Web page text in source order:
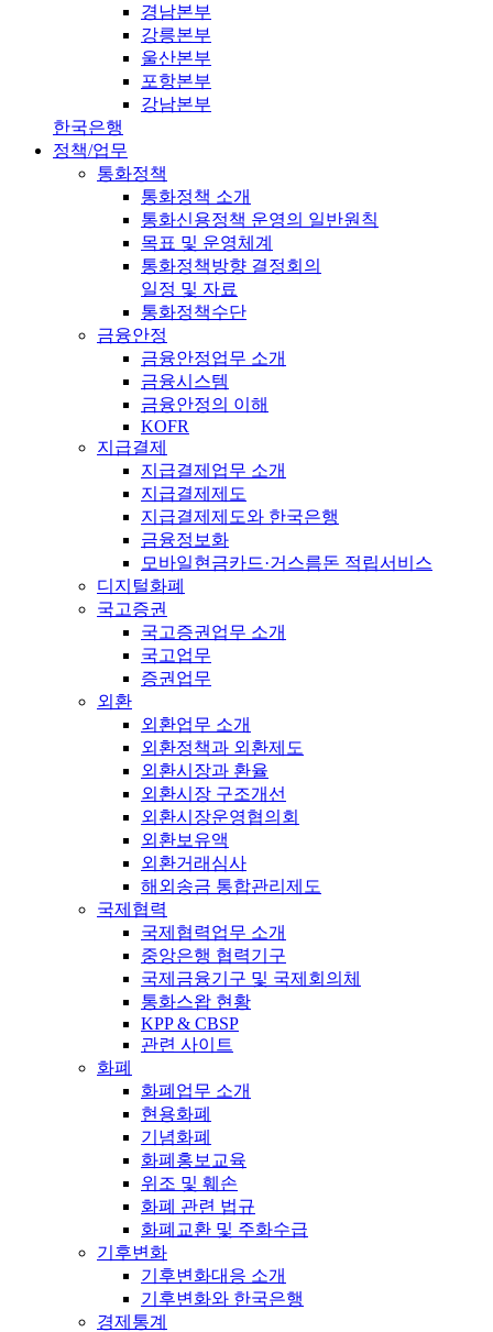
경남본부
강릉본부
울산본부
포항본부
강남본부
한국은행
정책/업무
통화정책
통화정책 소개
통화신용정책 운영의 일반원칙
목표 및 운영체계
통화정책방향 결정회의
일정 및 자료
통화정책수단
금융안정
금융안정업무 소개
금융시스템
금융안정의 이해
KOFR
지급결제
지급결제업무 소개
지급결제제도
지급결제제도와 한국은행
금융정보화
모바일현금카드·거스름돈 적립서비스
디지털화폐
국고증권
국고증권업무 소개
국고업무
증권업무
외환
외환업무 소개
외환정책과 외환제도
외환시장과 환율
외환시장 구조개선
외환시장운영협의회
외환보유액
외환거래심사
해외송금 통합관리제도
국제협력
국제협력업무 소개
중앙은행 협력기구
국제금융기구 및 국제회의체
통화스왑 현황
KPP & CBSP
관련 사이트
화폐
화폐업무 소개
현용화폐
기념화폐
화폐홍보교육
위조 및 훼손
화폐 관련 법규
화폐교환 및 주화수급
기후변화
기후변화대응 소개
기후변화와 한국은행
경제통계